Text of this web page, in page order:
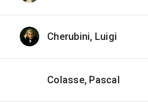
Cherubini, Luigi
Colasse, Pascal